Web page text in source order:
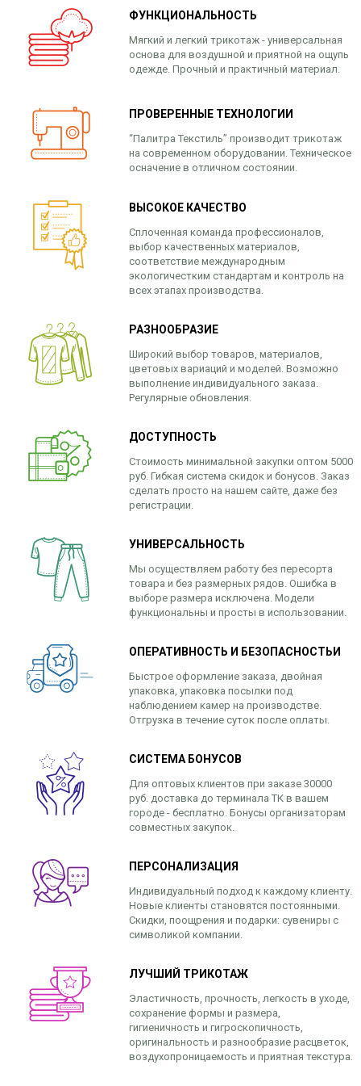
ФУНКЦИОНАЛЬНОСТЬ
Мягкий и легкий трикотаж - универсальная
основа для воздушной и приятной на ощупь
одежде. Прочный и практичный материал.
ПРОВЕРЕННЫЕ ТЕХНОЛОГИИ
“Палитра Текстиль” производит трикотаж
на современном оборудовании. Техническое
осначение в отличном состоянии.
ВЫСОКОЕ КАЧЕСТВО
Сплоченная команда профессионалов,
выбор качественных материалов,
соответствие международным
экологичестким стандартам и контроль на
всех этапах производства.
РАЗНООБРАЗИЕ
Широкий выбор товаров, материалов,
цветовых вариаций и моделей. Возможно
выполнение индивидуального заказа.
Регулярные обновления.
ДОСТУПНОСТЬ
Стоимость минимальной закупки оптом 5000
руб. Гибкая система скидок и бонусов. Заказ
сделать просто на нашем сайте, даже без
регистрации.
УНИВЕРСАЛЬНОСТЬ
Мы осуществляем работу без пересорта
товара и без размерных рядов. Ошибка в
выборе размера исключена. Модели
функциональны и просты в использовании.
ОПЕРАТИВНОСТЬ И БЕЗОПАСНОСТЬИ
Быстрое оформление заказа, двойная
упаковка, упаковка посылки под
наблюдением камер на производстве.
Отгрузка в течение суток после оплаты.
СИСТЕМА БОНУСОВ
Для оптовых клиентов при заказе 30000
руб. доставка до терминала ТК в вашем
городе - бесплатно. Бонусы организаторам
совместных закупок.
ПЕРСОНАЛИЗАЦИЯ
Индивидуальный подход к каждому клиенту.
Новые клиенты становятся постоянными.
Скидки, поощрения и подарки: сувениры с
символикой компании.
ЛУЧШИЙ ТРИКОТАЖ
Эластичность, прочность, легкость в уходе,
сохранение формы и размера,
гигиеничность и гигроскопичность,
оригинальность и разнообразие расцветок,
воздухопроницаемость и приятная текстура.